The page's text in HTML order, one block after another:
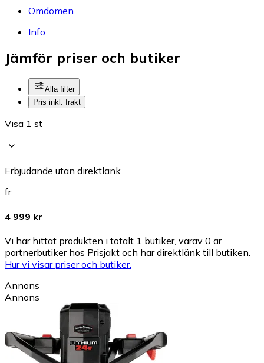
Omdömen
Info
Jämför priser och butiker
Alla filter
Pris inkl. frakt
Visa 1 st
Erbjudande utan direktlänk
fr.
4 999 kr
Vi har hittat produkten i totalt 1 butiker, varav 0 är
partnerbutiker hos Prisjakt och har direktlänk till butiken.
Hur vi visar priser och butiker.
Annons
Annons